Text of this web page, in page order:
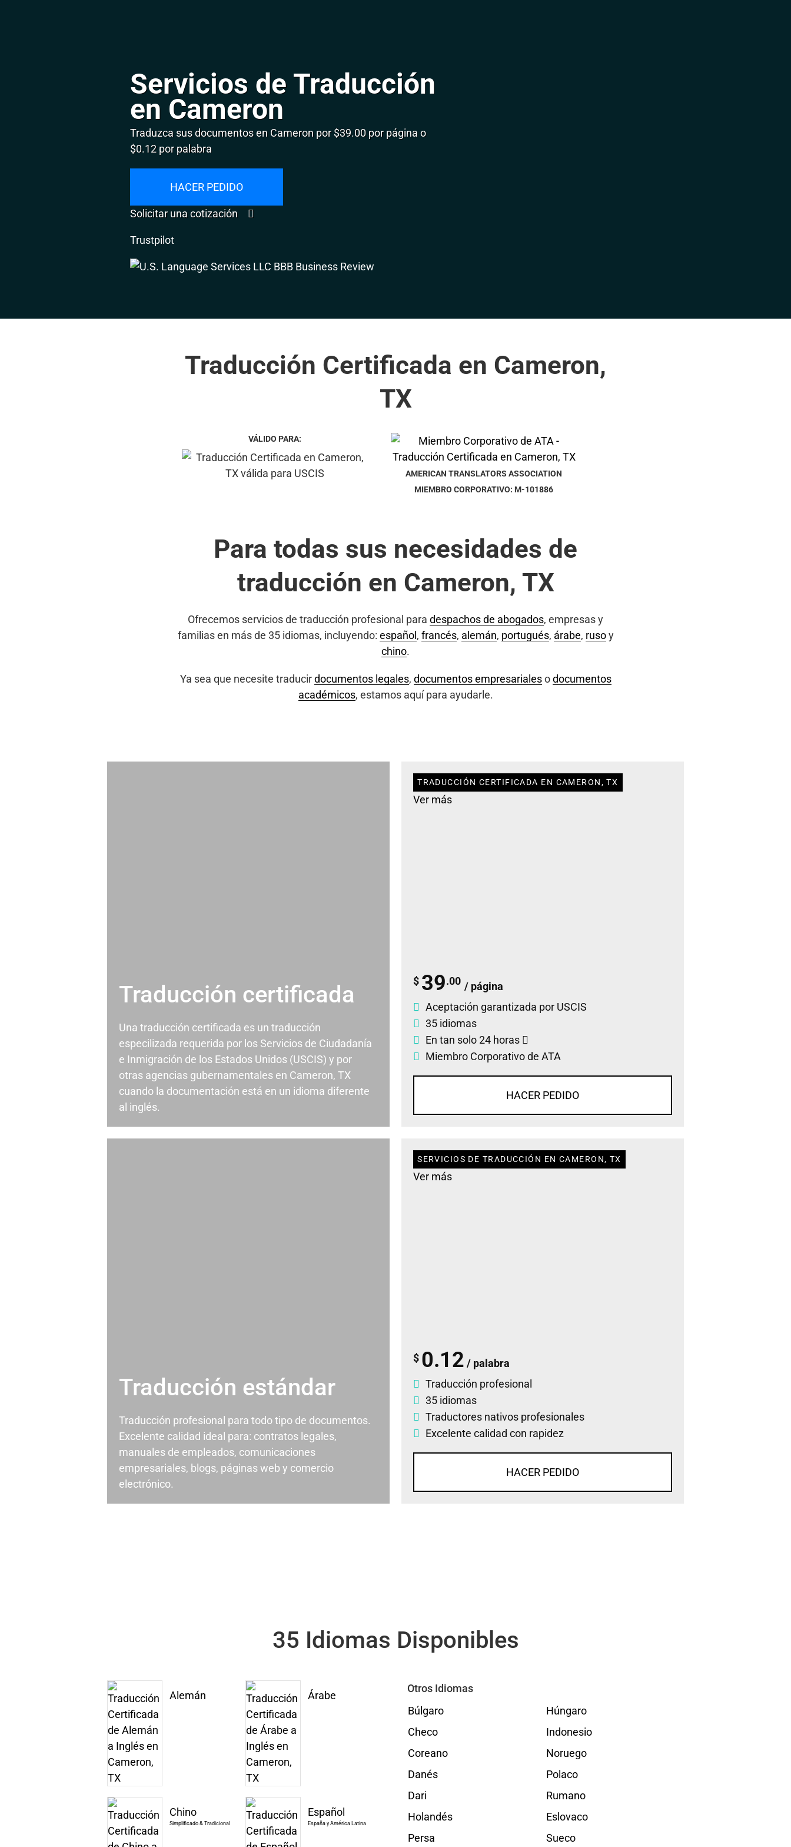
Servicios de Traducción
en Cameron
Traduzca sus documentos en Cameron por $39.00 por página o
$0.12 por palabra
HACER PEDIDO
Solicitar una cotización
Trustpilot
Traducción Certificada en Cameron,
TX
VÁLIDO PARA:
AMERICAN TRANSLATORS ASSOCIATION
MIEMBRO CORPORATIVO: M-101886
Para todas sus necesidades de
traducción en Cameron, TX
Ofrecemos servicios de traducción profesional para despachos de abogados, empresas y
familias en más de 35 idiomas, incluyendo: español , francés, alemán, portugués, árabe, rusoy
chino.
Ya sea que necesite traducirdocumentos legales, documentos empresarialesodocumentos
académicos, estamos aquí para ayudarle.
Traducción certificada
Una traducción certificada es un traducción
especilizada requerida por los Servicios de Ciudadanía
e Inmigración de los Estados Unidos (USCIS) y por
otras agencias gubernamentales en Cameron, TX
cuando la documentación está en un idioma diferente
al inglés.
TRADUCCIÓN CERTIFICADA EN CAMERON, TX
Ver más
$ 39.00 / página
Aceptación garantizada por USCIS
35 idiomas
En tan solo 24 horas
Miembro Corporativo de ATA
HACER PEDIDO
Traducción estándar
Traducción profesional para todo tipo de documentos.
Excelente calidad ideal para: contratos legales,
manuales de empleados, comunicaciones
empresariales, blogs, páginas web y comercio
electrónico.
SERVICIOS DE TRADUCCIÓN EN CAMERON, TX
Ver más
$ 0.12 / palabra
Traducción profesional
35 idiomas
Traductores nativos profesionales
Excelente calidad con rapidez
HACER PEDIDO
35 Idiomas Disponibles
Alemán Árabe
Chino
Simplificado & Tradicional
Español
España y América Latina
Otros Idiomas
Búlgaro
Checo
Coreano
Danés
Dari
Holandés
Persa
Húngaro
Indonesio
Noruego
Polaco
Rumano
Eslovaco
Sueco